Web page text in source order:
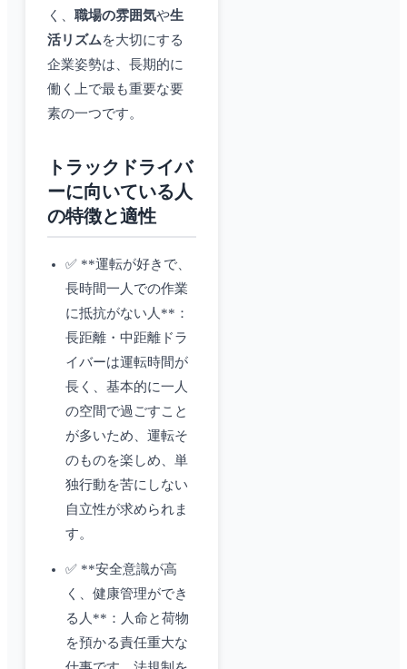
く、 職場の雰囲気や生
活リズムを大切にする
企業姿勢は、長期的に
働く上で最も重要な要
素の一つです。
トラックドライバ
ーに向いている人
の特徴と適性
✅ **運転が好きで、
長時間一人での作業
に抵抗がない人**：
長距離・中距離ドラ
イバーは運転時間が
長く、基本的に一人
の空間で過ごすこと
が多いため、運転そ
のものを楽しめ、単
独行動を苦にしない
自立性が求められま
す。
✅ **安全意識が高
く、健康管理ができ
る人**：人命と荷物
を預かる責任重大な